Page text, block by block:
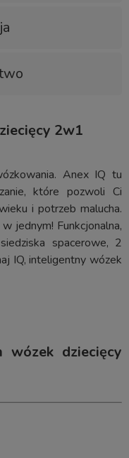
2w1
Anex IQ tu
które pozwoli Ci
i potrzeb malucha.
jednym! Funkcjonalna,
spacerowe, 2
IQ, inteligentny wózek
wózek dziecięcy